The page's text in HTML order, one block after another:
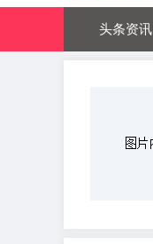
头条资讯